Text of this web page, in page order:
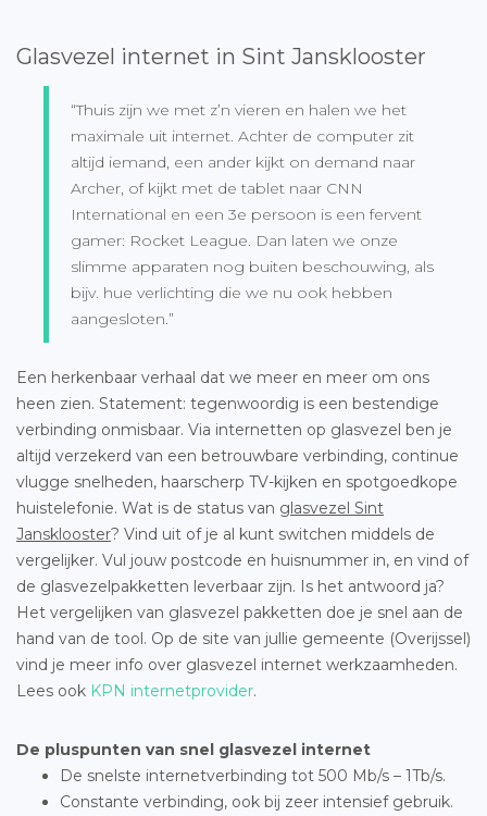
Glasvezel internet in Sint Jansklooster
“Thuis zijn we met z’n vieren en halen we het
maximale uit internet. Achter de computer zit
altijd iemand, een ander kijkt on demand naar
Archer, of kijkt met de tablet naar CNN
International en een 3e persoon is een fervent
gamer: Rocket League. Dan laten we onze
slimme apparaten nog buiten beschouwing, als
bijv. hue verlichting die we nu ook hebben
aangesloten.”
Een herkenbaar verhaal dat we meer en meer om ons
heen zien. Statement: tegenwoordig is een bestendige
verbinding onmisbaar. Via internetten op glasvezel ben je
altijd verzekerd van een betrouwbare verbinding, continue
vlugge snelheden, haarscherp TV-kijken en spotgoedkope
huistelefonie. Wat is de status van glasvezel Sint
Jansklooster? Vind uit of je al kunt switchen middels de
vergelijker. Vul jouw postcode en huisnummer in, en vind of
de glasvezelpakketten leverbaar zijn. Is het antwoord ja?
Het vergelijken van glasvezel pakketten doe je snel aan de
hand van de tool. Op de site van jullie gemeente (Overijssel)
vind je meer info over glasvezel internet werkzaamheden.
Lees ook KPN internetprovider.
De pluspunten van snel glasvezel internet
De snelste internetverbinding tot 500 Mb/s – 1Tb/s.
Constante verbinding, ook bij zeer intensief gebruik.